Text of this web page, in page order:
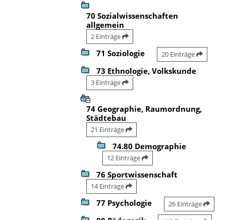
70 Sozialwissenschaften
allgemein
2 Einträge
71 Soziologie 20 Einträge
73 Ethnologie, Volkskunde
3 Einträge
74 Geographie, Raumordnung,
Städtebau
21 Einträge
74.80 Demographie
12 Einträge
76 Sportwissenschaft
14 Einträge
77 Psychologie 26 Einträge